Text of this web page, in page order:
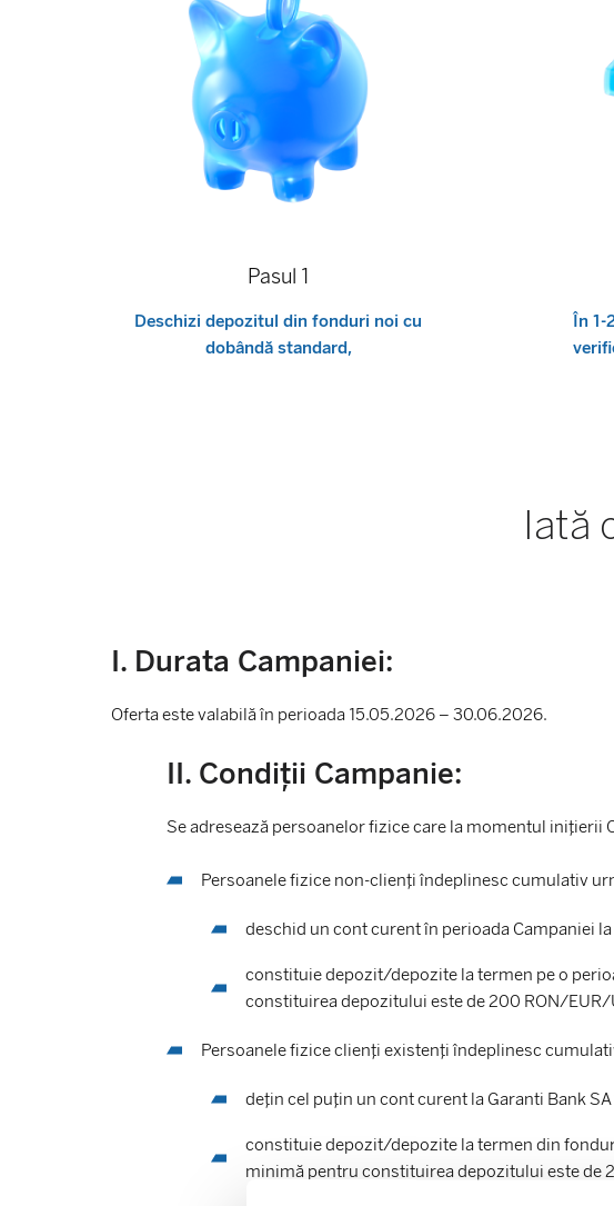
Pasul 1
Deschizi depozitul din fonduri noi cu
dobândă standard,
În
Iată
I. Durata Campaniei:
Oferta este valabilă în perioada 15.05.2026 – 30.06.2026.
II. Condiții Campanie:
Se adresează persoanelor fizice care la momentul inițierii
Persoanele fizice non-clienți îndeplinesc cumulativ
deschid un cont curent în perioada Campaniei
constituie depozit/depozite la termen pe o
constituirea depozitului este de 200 RON/EUR/
Persoanele fizice clienți existenți îndeplinesc
dețin cel puțin un cont curent la Garanti Bank
constituie depozit/depozite la termen din
minimă pentru constituirea depozitului este de